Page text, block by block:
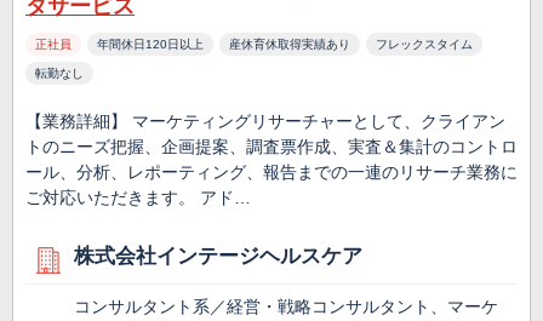
タサービス
正社員 年間休日120日以上 産休育休取得実績あり フレックスタイム
転勤なし
【業務詳細】 マーケティングリサーチャーとして、クライアン
トのニーズ把握、企画提案、調査票作成、実査＆集計のコントロ
ール、分析、レポーティング、報告までの一連のリサーチ業務に
ご対応いただきます。 アド…
株式会社インテージヘルスケア
コンサルタント系／経営・戦略コンサルタント、マーケ